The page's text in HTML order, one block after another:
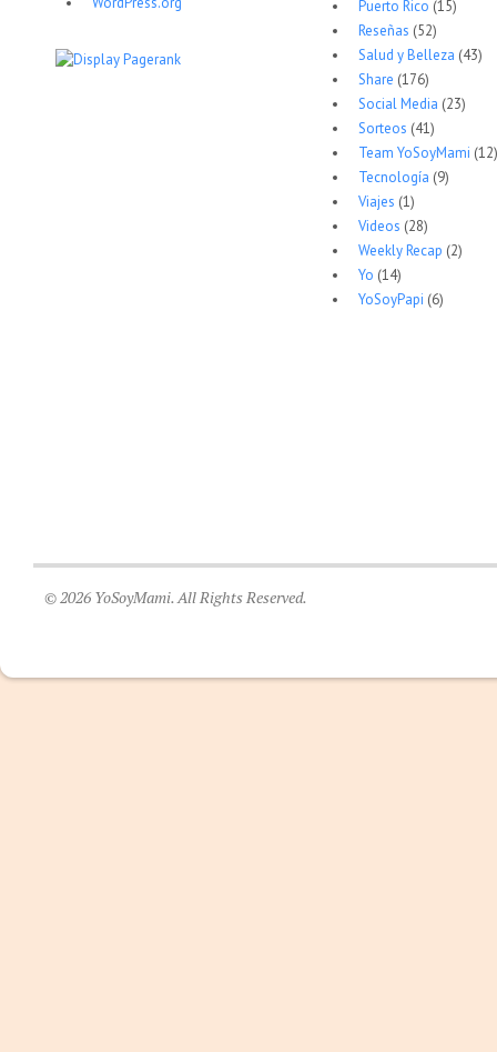
Puerto Rico (15)
Reseñas (52)
Salud y Belleza (43)
Share (176)
Social Media (23)
Sorteos (41)
Team YoSoyMami (12)
Tecnología (9)
Viajes (1)
Videos (28)
Weekly Recap (2)
Yo (14)
YoSoyPapi (6)
© 2026 YoSoyMami. All Rights Reserved.